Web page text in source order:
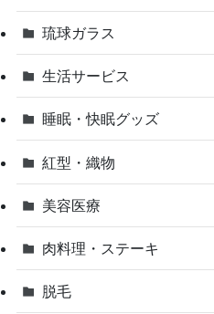
琉球ガラス
生活サービス
睡眠・快眠グッズ
紅型・織物
美容医療
肉料理・ステーキ
脱毛